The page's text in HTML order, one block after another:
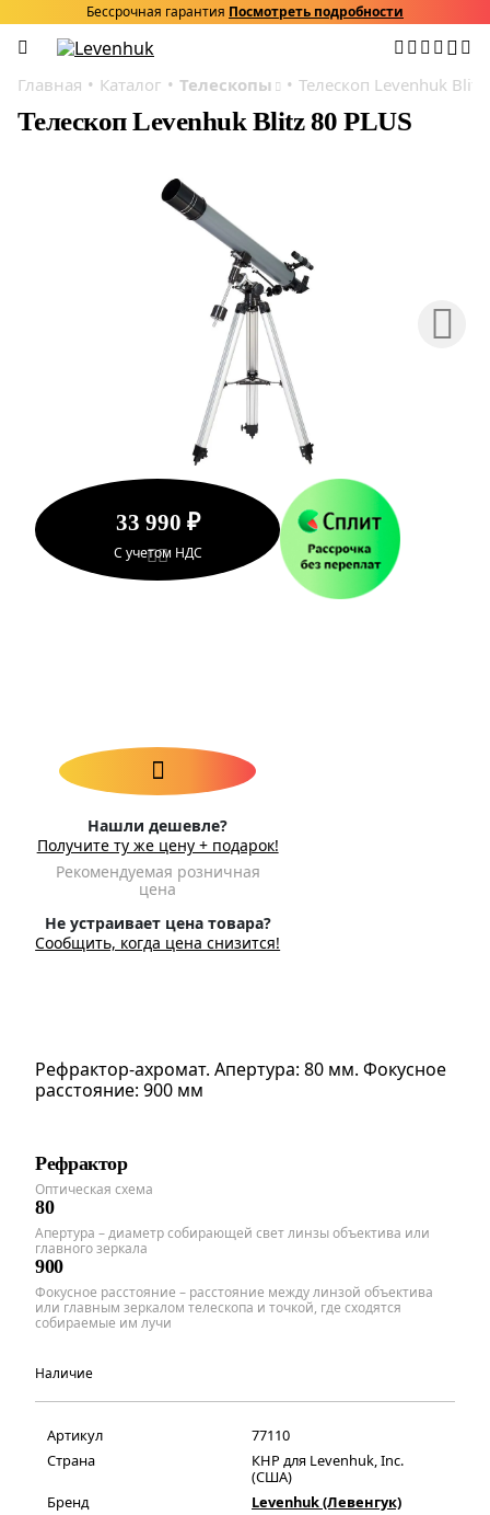
Бессрочная гарантия Посмотреть подробности
Главная Каталог Телескопы Телескоп Levenhuk Blitz
Телескоп Levenhuk Blitz 80 PLUS
33 990 ₽
С учетом НДС
Нашли дешевле?
Получите ту же цену + подарок!
Рекомендуемая розничная
цена
Не устраивает цена товара?
Сообщить, когда цена снизится!
Рефрактор-ахромат. Апертура: 80 мм. Фокусное
расстояние: 900 мм
Рефрактор
Оптическая схема
80
Апертура – диаметр собирающей свет линзы объектива или
главного зеркала
900
Фокусное расстояние – расстояние между линзой объектива
или главным зеркалом телескопа и точкой, где сходятся
собираемые им лучи
Наличие
Артикул
77110
Страна
КНР для Levenhuk, Inc.
(США)
Бренд
Levenhuk (Левенгук)